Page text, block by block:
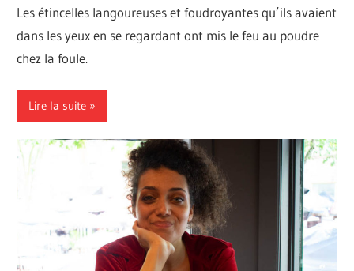
Les étincelles langoureuses et foudroyantes qu’ils avaient
dans les yeux en se regardant ont mis le feu au poudre
chez la foule.
Lire la suite